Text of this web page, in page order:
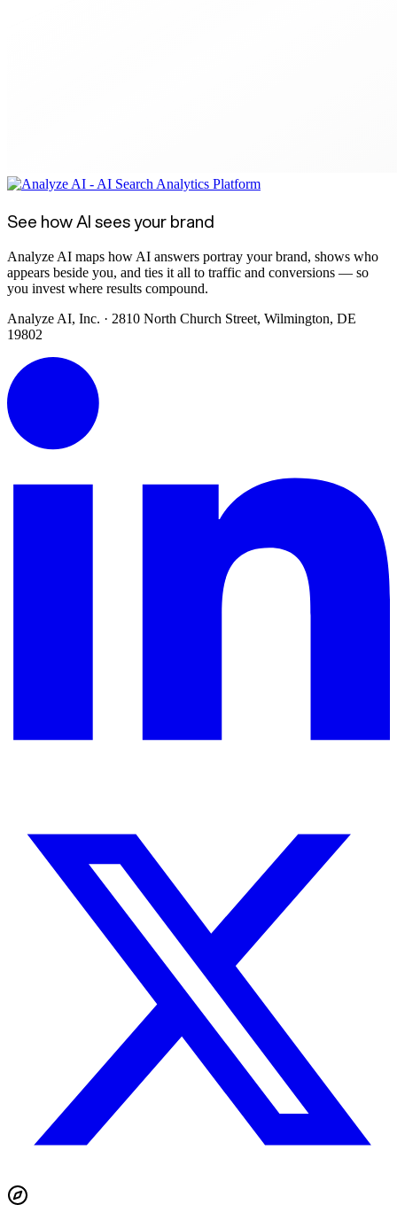
See how AI sees your brand
Analyze AI maps how AI answers portray your brand, shows who
appears beside you, and ties it all to traffic and conversions — so
you invest where results compound.
Analyze AI, Inc. · 2810 North Church Street, Wilmington, DE
19802